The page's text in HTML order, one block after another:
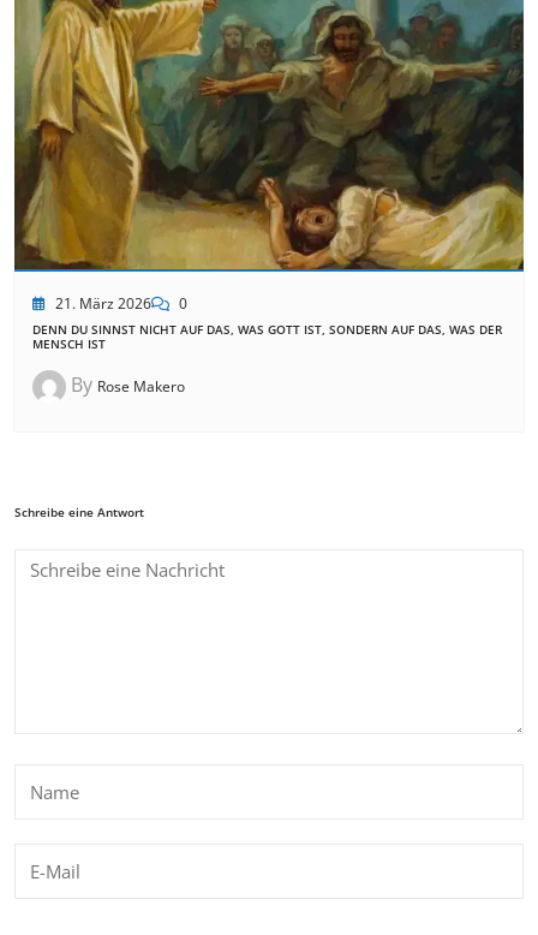
21. März 2026 0
DENN DU SINNST NICHT AUF DAS, WAS GOTT IST, SONDERN AUF DAS, WAS DER
MENSCH IST
By Rose Makero
Schreibe eine Antwort